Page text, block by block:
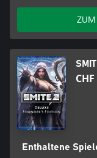
ZUM
Enthaltene